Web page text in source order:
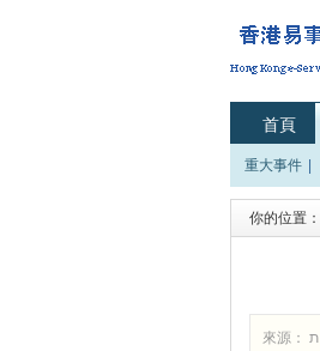
首頁
重大事件
你的位置：